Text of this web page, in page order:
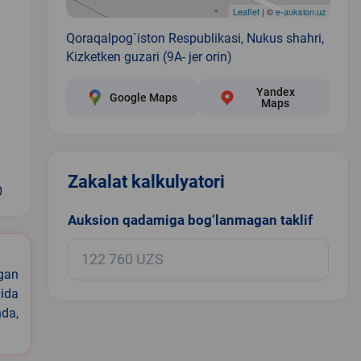
Leaflet| ©e-auksion.uz
Qoraqalpog`iston Respublikasi, Nukus shahri,
Kizketken guzari (9A- jer orin)
Google Maps
Yandex
Maps
Zakalat kalkulyatori
Auksion qadamiga bog‘lanmagan taklif